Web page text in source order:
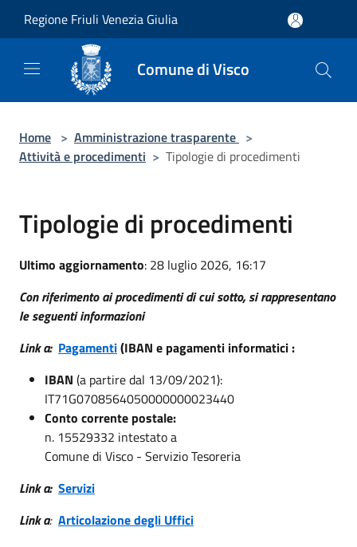
Regione Friuli Venezia Giulia
Comune di Visco
Home > Amministrazione trasparente >
Attività e procedimenti > Tipologie di procedimenti
Tipologie di procedimenti
Ultimo aggiornamento: 28 luglio 2026, 16:17
Con riferimento ai procedimenti di cui sotto, si rappresentano
le seguenti informazioni
Link a: Pagamenti(IBAN e pagamenti informatici :
IBAN (a partire dal 13/09/2021):
IT71G0708564050000000023440
Conto corrente postale:
n. 15529332 intestato a
Comune di Visco - Servizio Tesoreria
Link a: Servizi
Link a: Articolazione degli Uffici